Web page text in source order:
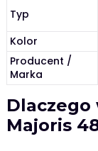
Typ
Kolor
Producent /
Marka
Majoris